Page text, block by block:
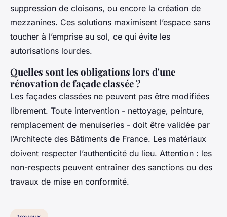
suppression de cloisons, ou encore la création de
mezzanines. Ces solutions maximisent l’espace sans
toucher à l’emprise au sol, ce qui évite les
autorisations lourdes.
Quelles sont les obligations lors d'une
rénovation de façade classée ?
Les façades classées ne peuvent pas être modifiées
librement. Toute intervention - nettoyage, peinture,
remplacement de menuiseries - doit être validée par
l’Architecte des Bâtiments de France. Les matériaux
doivent respecter l’authenticité du lieu. Attention : les
non-respects peuvent entraîner des sanctions ou des
travaux de mise en conformité.